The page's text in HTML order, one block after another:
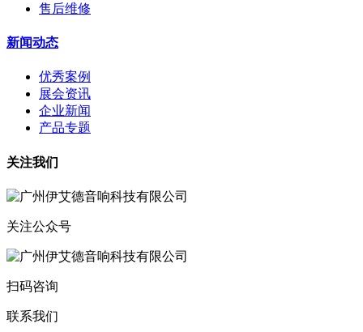
售后维修
新闻动态
优秀案例
展会资讯
企业新闻
产品专题
关注我们
关注公众号
扫码咨询
联系我们